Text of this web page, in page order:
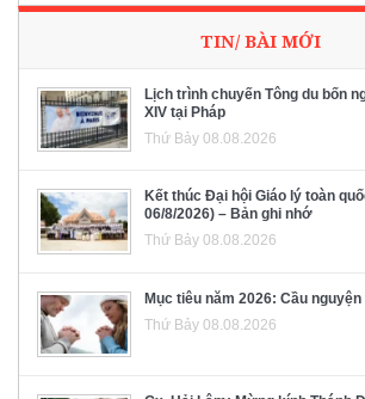
TIN/ BÀI MỚI
Lịch trình chuyến Tông du bốn
XIV tại Pháp
Thứ Bảy 08.08.2026
Kết thúc Đại hội Giáo lý toàn
06/8/2026) – Bản ghi nhớ
Thứ Bảy 08.08.2026
Mục tiêu năm 2026: Cầu
Thứ Bảy 08.08.2026